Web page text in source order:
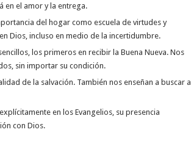
en el amor y la entrega.
del hogar como escuela de virtudes y
Dios, incluso en medio de la incertidumbre.
los primeros en recibir la Buena Nueva. Nos
sin importar su condición.
de la salvación. También nos enseñan a buscar a
en los Evangelios, su presencia
con Dios.